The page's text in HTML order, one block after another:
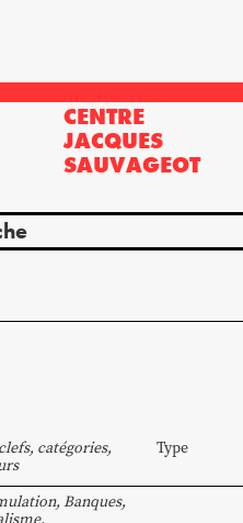
CENTRE
JACQUES
SAUVAGEOT
catégories,
Type
, Banques,
,